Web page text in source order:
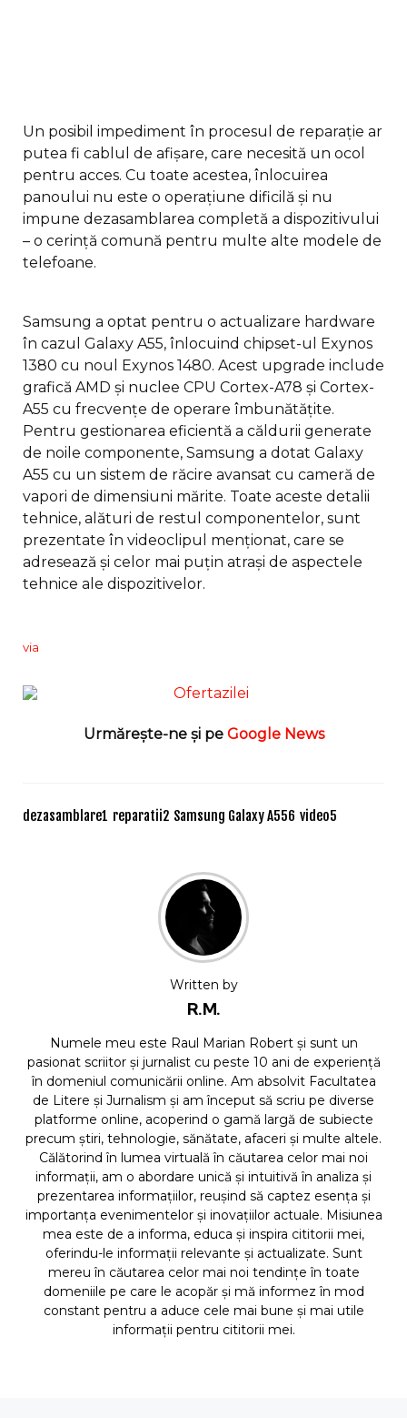
Un posibil impediment în procesul de reparație ar
putea fi cablul de afișare, care necesită un ocol
pentru acces. Cu toate acestea, înlocuirea
panoului nu este o operațiune dificilă și nu
impune dezasamblarea completă a dispozitivului
– o cerință comună pentru multe alte modele de
telefoane.
Samsung a optat pentru o actualizare hardware
în cazul Galaxy A55, înlocuind chipset-ul Exynos
1380 cu noul Exynos 1480. Acest upgrade include
grafică AMD și nuclee CPU Cortex-A78 și Cortex-
A55 cu frecvențe de operare îmbunătățite.
Pentru gestionarea eficientă a căldurii generate
de noile componente, Samsung a dotat Galaxy
A55 cu un sistem de răcire avansat cu cameră de
vapori de dimensiuni mărite. Toate aceste detalii
tehnice, alături de restul componentelor, sunt
prezentate în videoclipul menționat, care se
adresează și celor mai puțin atrași de aspectele
tehnice ale dispozitivelor.
via
Urmărește-ne și pe Google News
dezasamblare1 reparatii2 Samsung Galaxy A556 video5
Written by
R.M.
Numele meu este Raul Marian Robert și sunt un
pasionat scriitor și jurnalist cu peste 10 ani de experiență
în domeniul comunicării online. Am absolvit Facultatea
de Litere și Jurnalism și am început să scriu pe diverse
platforme online, acoperind o gamă largă de subiecte
precum știri, tehnologie, sănătate, afaceri și multe altele.
Călătorind în lumea virtuală în căutarea celor mai noi
informații, am o abordare unică și intuitivă în analiza și
prezentarea informațiilor, reușind să captez esența și
importanța evenimentelor și inovațiilor actuale. Misiunea
mea este de a informa, educa și inspira cititorii mei,
oferindu-le informații relevante și actualizate. Sunt
mereu în căutarea celor mai noi tendințe în toate
domeniile pe care le acopăr și mă informez în mod
constant pentru a aduce cele mai bune și mai utile
informații pentru cititorii mei.